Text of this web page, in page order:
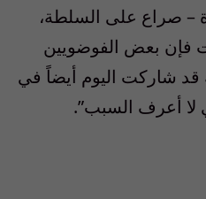
– صراع على السلطة،
فإن بعض الفوضويين
قد شاركت اليوم أيضاً في
لا أعرف السبب”.